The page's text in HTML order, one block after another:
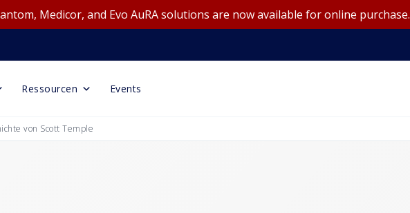
Medicor, and Evo AuRA solutions are now available for online purchase.
Ressourcen Events
von Scott Temple